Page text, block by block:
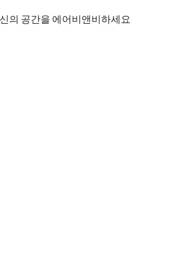
의 공간을 에어비앤비하세요